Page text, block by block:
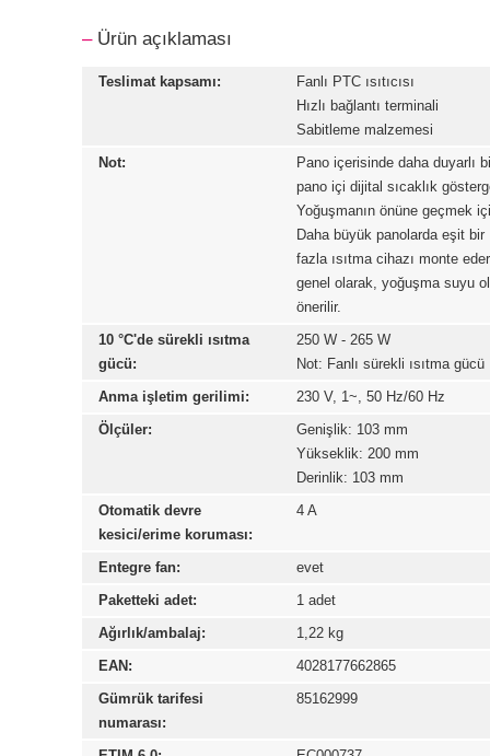
– Ürün açıklaması
Teslimat kapsamı:
Fanlı PTC ısıtıcısı
Hızlı bağlantı terminali
Sabitleme malzemesi
Not:
Pano içerisinde daha duyarlı
pano içi dijital sıcaklık
Yoğuşmanın önüne geçmek
Daha büyük panolarda eşit bir
fazla ısıtma cihazı monte
genel olarak, yoğuşma suyu
önerilir.
10 °C'de sürekli ısıtma
gücü:
250 W - 265 W
Not: Fanlı sürekli ısıtma gücü
Anma işletim gerilimi:
230 V, 1~, 50 Hz/60 Hz
Ölçüler:
Genişlik: 103 mm
Yükseklik: 200 mm
Derinlik: 103 mm
Otomatik devre
kesici/erime koruması:
4 A
Entegre fan:
evet
Paketteki adet:
1 adet
Ağırlık/ambalaj:
1,22 kg
EAN:
4028177662865
Gümrük tarifesi
numarası:
85162999